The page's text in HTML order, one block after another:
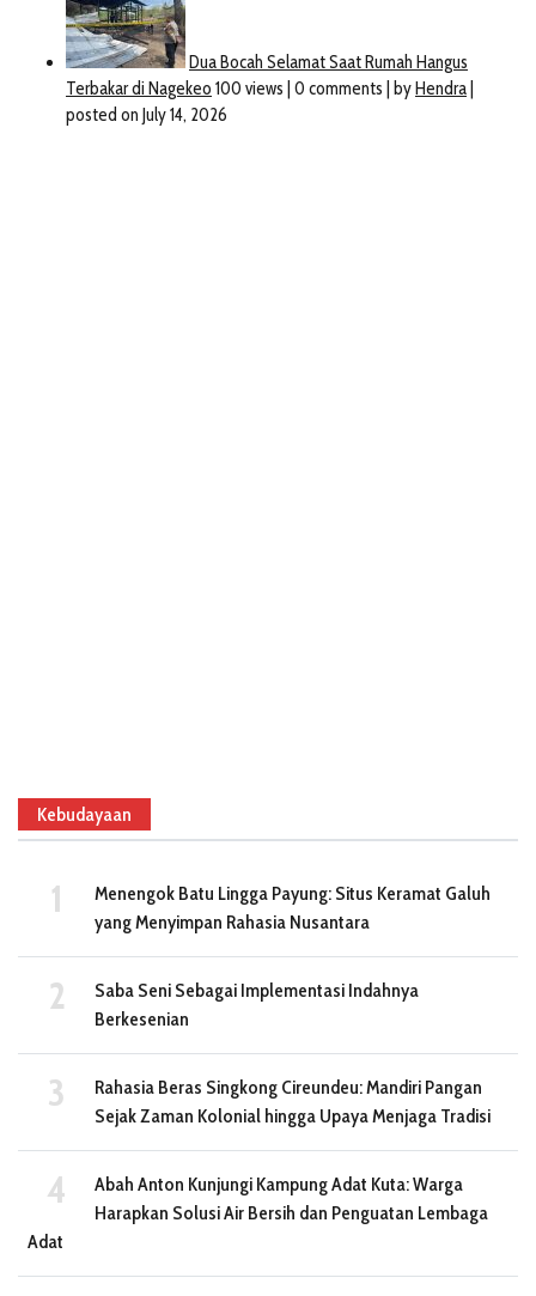
Kebudayaan
Menengok Batu Lingga Payung: Situs Keramat Galuh
yang Menyimpan Rahasia Nusantara
Saba Seni Sebagai Implementasi Indahnya
Berkesenian
Rahasia Beras Singkong Cireundeu: Mandiri Pangan
Sejak Zaman Kolonial hingga Upaya Menjaga Tradisi
Abah Anton Kunjungi Kampung Adat Kuta: Warga
Harapkan Solusi Air Bersih dan Penguatan Lembaga
Adat